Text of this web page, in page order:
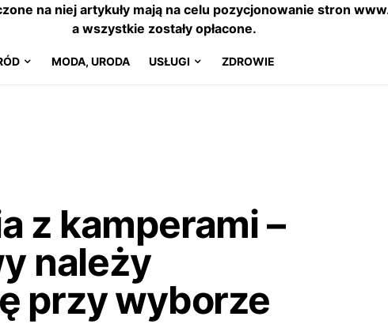
na niej artykuły mają na celu pozycjonowanie stron
a wszystkie zostały opłacone.
MODA, URODA USŁUGI ZDROWIE
z kamperami –
należy
przy wyborze